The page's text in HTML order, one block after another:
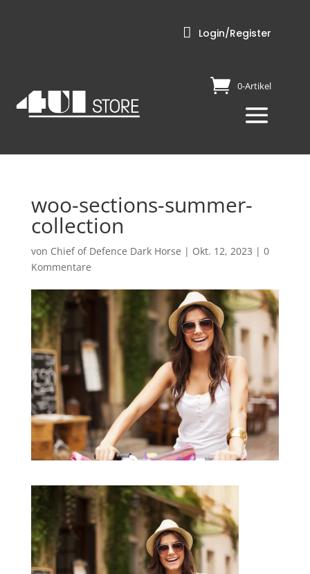
 Login/Register
0-Artikel
woo-sections-summer-
collection
von Chief of Defence Dark Horse | Okt. 12, 2023 | 0
Kommentare